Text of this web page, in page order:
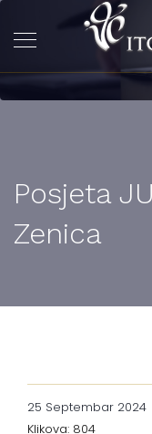
Posjeta
Zenica
25 Septembar 2024
Klikova: 804